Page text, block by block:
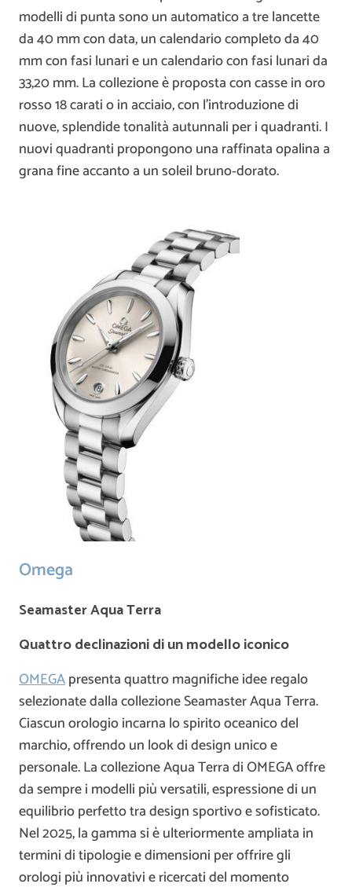
modelli di punta sono un automatico a tre lancette
da 40 mm con data, un calendario completo da 40
mm con fasi lunari e un calendario con fasi lunari da
33,20 mm. La collezione è proposta con casse in oro
rosso 18 carati o in acciaio, con l’introduzione di
nuove, splendide tonalità autunnali per i quadranti. I
nuovi quadranti propongono una raffinata opalina a
grana fine accanto a un soleil bruno‑dorato.
Omega
Seamaster Aqua Terra
Quattro declinazioni di un modello iconico
OMEGApresenta quattro magnifiche idee regalo
selezionate dalla collezione Seamaster Aqua Terra.
Ciascun orologio incarna lo spirito oceanico del
marchio, offrendo un look di design unico e
personale. La collezione Aqua Terra di OMEGA offre
da sempre i modelli più versatili, espressione di un
equilibrio perfetto tra design sportivo e sofisticato.
Nel 2025, la gamma si è ulteriormente ampliata in
termini di tipologie e dimensioni per offrire gli
orologi più innovativi e ricercati del momento